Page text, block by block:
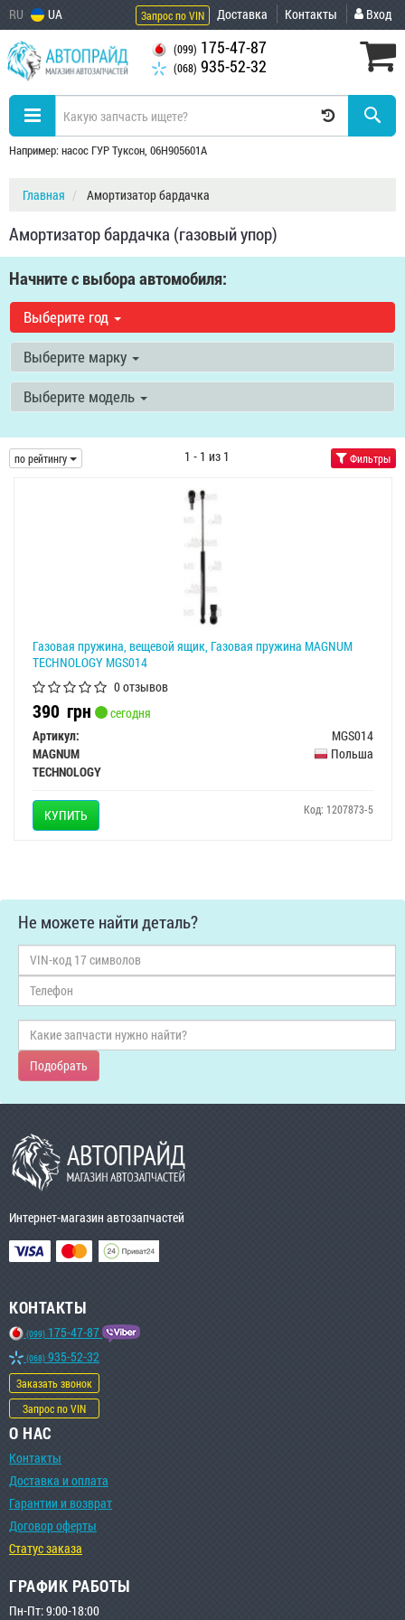
RU UA Запрос по VIN Доставка Контакты Вход
(099) 175-47-87
(068) 935-52-32
Например: насос ГУР Туксон, 06H905601A
Главная Амортизатор бардачка
Амортизатор бардачка (газовый упор)
Начните с выбора автомобиля:
Выберите год
Выберите марку
Выберите модель
по рейтингу 1 - 1 из 1 Фильтры
Газовая пружина, вещевой ящик, Газовая пружина MAGNUM
TECHNOLOGY MGS014
0 отзывов
390 грн
сегодня
Артикул:
MGS014
MAGNUM
TECHNOLOGY
Польша
КУПИТЬ Код: 1207873-5
Не можете найти деталь?
Подобрать
Интернет-магазин автозапчастей
КОНТАКТЫ
(099) 175-47-87
(068) 935-52-32
Заказать звонок
Запрос по VIN
О НАС
Контакты
Доставка и оплата
Гарантии и возврат
Договор оферты
Статус заказа
ГРАФИК РАБОТЫ
Пн-Пт: 9:00-18:00